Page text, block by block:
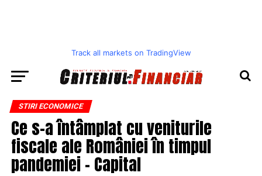
Track all markets on TradingView
STIRI ECONOMICE
Ce s-a întâmplat cu veniturile
fiscale ale României în timpul
pandemiei – Capital